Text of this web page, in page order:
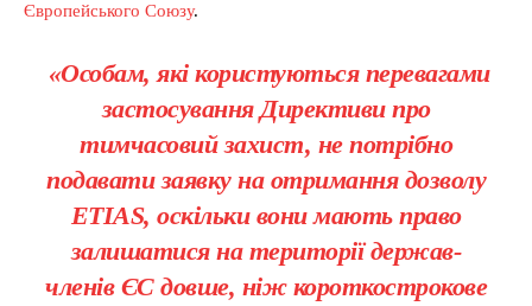
Європейського Союзу.
«Особам, які користуються перевагами
застосування Директиви про
тимчасовий захист, не потрібно
подавати заявку на отримання дозволу
ETIAS, оскільки вони мають право
залишатися на території держав-
членів ЄС довше, ніж короткострокове